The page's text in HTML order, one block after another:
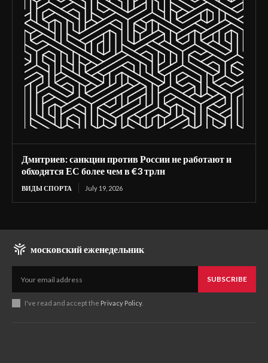
Дмитриев: санкции против России не работают и
обходятся ЕС более чем в €3 трлн
ВИДЫ СПОРТА July 19, 2026
московский еженедельник
SUBSCRIBE
I've read and accept the Privacy Policy.